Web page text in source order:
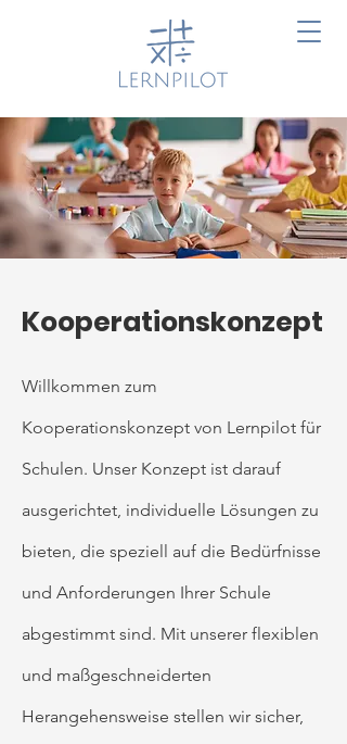
Kooperationskonzept
Willkommen zum
Kooperationskonzept von Lernpilot für
Schulen. Unser Konzept ist darauf
ausgerichtet, individuelle Lösungen zu
bieten, die speziell auf die Bedürfnisse
und Anforderungen Ihrer Schule
abgestimmt sind. Mit unserer flexiblen
und maßgeschneiderten
Herangehensweise stellen wir sicher,